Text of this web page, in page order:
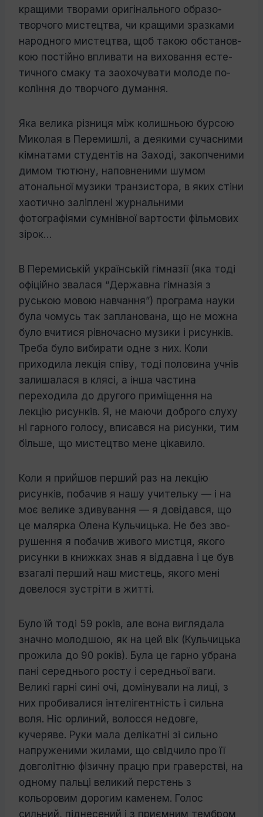
кращими творами оригінального образо­
творчого мистецтва, чи кращими зразками
народного мистецтва, щоб такою обстанов­
кою постійно впливати на виховання есте­
тичного смаку та заохочувати молоде по­
коління до творчого думання.
Яка велика різниця між колишньою бурсою
Миколая в Перемишлі, а деякими сучасними
кімнатами студентів на Заході, закопченими
димом тютюну, наповненими шумом
атональної музики транзистора, в яких стіни
хаотично заліплені журналь­ними
фотографіями сумнівної вартости фільмових
зірок…
В Перемиській українській гімназії (яка тоді
офіційно звалася “Державна гімназія з
руською мовою навчання”) програма науки
була чомусь так запланована, що не можна
було вчитися рівночасно музики і рисунків.
Треба було вибирати одне з них. Коли
приходила лекція співу, тоді поло­вина учнів
залишалася в клясі, а інша ча­стина
переходила до другого приміщення на
лекцію рисунків. Я, не маючи доброго слуху
ні гарного голосу, вписався на ри­сунки, тим
більше, що мистецтво мене ці­кавило.
Коли я прийшов перший раз на лекцію
рисунків, побачив я нашу учительку — і на
моє велике здивування — я довідався, що
це малярка Олена Кульчицька. Не без зво­
рушення я побачив живого мистця, якого
рисунки в книжках знав я віддавна і це був
взагалі перший наш мистець, якого мені
довелося зустріти в житті.
Було їй тоді 59 років, але вона вигля­дала
значно молодшою, як на цей вік (Кульчицька
прожила до 90 років). Була це гарно убрана
пані середнього росту і се­редньої ваги.
Великі гарні сині очі, доміну­вали на лиці, з
них пробивалися інтелі­гентність і сильна
воля. Ніс орлиний, во­лосся недовге,
кучеряве. Руки мала делі­катні зі сильно
напруженими жилами, що свідчило про її
довголітню фізичну працю при граверстві, на
одному пальці великий перстень з
кольоровим дорогим каменем. Голос
сильний, піднесений і з приємним тембром